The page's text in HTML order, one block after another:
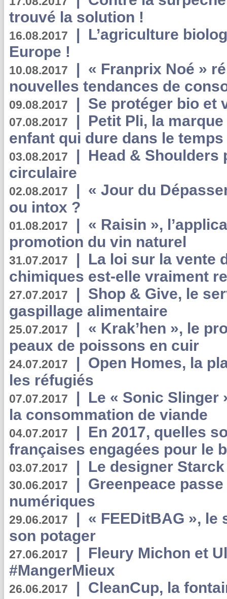
trouvé la solution !
16.08.2017 | L’agriculture
Europe !
10.08.2017 | « Franprix Noé »
nouvelles tendances de
09.08.2017 | Se protéger bio et
07.08.2017 | Petit Pli, la
enfant qui dure dans le temps
03.08.2017 | Head & Shoulders
circulaire
02.08.2017 | « Jour du
ou intox ?
01.08.2017 | « Raisin »,
promotion du vin naturel
31.07.2017 | La loi sur la vente
chimiques est-elle vraiment
27.07.2017 | Shop & Give, le
gaspillage alimentaire
25.07.2017 | « Krak’hen », le
peaux de poissons en cuir
24.07.2017 | Open Homes, la
les réfugiés
07.07.2017 | Le « Sonic Slinger
la consommation de viande
04.07.2017 | En 2017, quelles
françaises engagées pour le
03.07.2017 | Le designer
30.06.2017 | Greenpeace
numériques
29.06.2017 | « FEEDitBAG », le
son potager
27.06.2017 | Fleury Michon et
#MangerMieux
26.06.2017 | CleanCup, la